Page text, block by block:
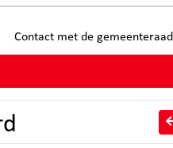
Contact met de gemeenteraad